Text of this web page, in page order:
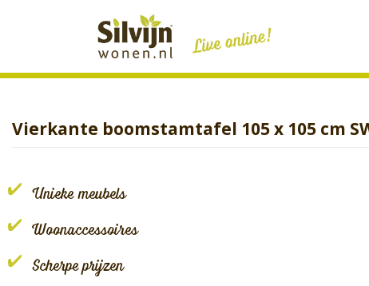
Vierkante boomstamtafel 105 x 105 cm
Unieke meubels
Woonaccessoires
Scherpe prijzen